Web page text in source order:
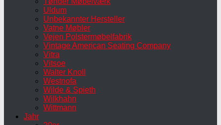
Uldum
Unbekannter Hersteller
Vatne Møbler
Vejen Polstermøbelfabrik
Vintage American Seating Company
Vitra
Vitsoe
Walter Knoll
Westnofa
Wilde & Spieth
Wilkhahn
Wittmann
Jahr